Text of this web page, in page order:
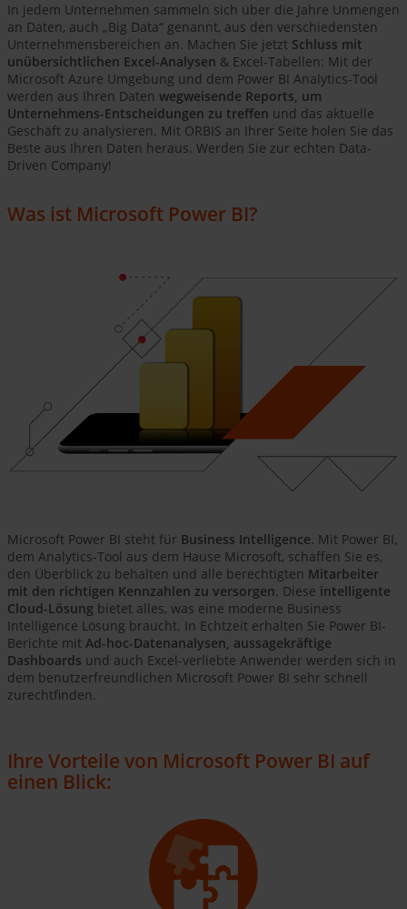
In jedem Unternehmen sammeln sich über die Jahre Unmengen
an Daten, auch „Big Data“ genannt, aus den verschiedensten
Unternehmensbereichen an. Machen Sie jetzt Schluss mit
unübersichtlichen Excel-Analysen & Excel-Tabellen: Mit der
Microsoft Azure Umgebung und dem Power BI Analytics-Tool
werden aus Ihren Daten wegweisende Reports, um
Unternehmens-Entscheidungen zu treffen und das aktuelle
Geschäft zu analysieren. Mit ORBIS an Ihrer Seite holen Sie das
Beste aus Ihren Daten heraus. Werden Sie zur echten Data-
Driven Company!
Was ist Microsoft Power BI?
Microsoft Power BI steht für Business Intelligence. Mit Power BI,
dem Analytics-Tool aus dem Hause Microsoft, schaffen Sie es,
den Überblick zu behalten und alle berechtigten Mitarbeiter
mit den richtigen Kennzahlen zu versorgen. Diese intelligente
Cloud-Lösung bietet alles, was eine moderne Business
Intelligence Lösung braucht. In Echtzeit erhalten Sie Power BI-
Berichte mit Ad-hoc-Datenanalysen, aussagekräftige
Dashboards und auch Excel-verliebte Anwender werden sich in
dem benutzerfreundlichen Microsoft Power BI sehr schnell
zurechtfinden.
Ihre Vorteile von Microsoft Power BI auf
einen Blick: